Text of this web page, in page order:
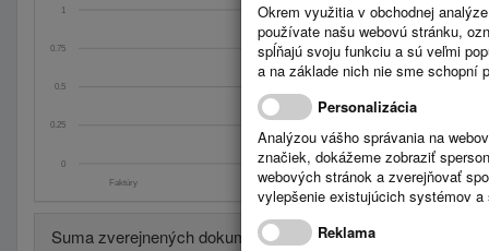
0
0.25
0.5
0.75
1
Úradná tabuľa:
Zmluvy
Faktúry
Úradná tabuľa:
Celkom: 0
Posledný
Suma zverejnených dokumentov po kvartaloch
Okrem využitia v obchodnej
používate našu webovú stránku,
spĺňajú svoju funkciu a sú veľmi
a na základe nich nie sme schopní
Personalizácia
Analýzou vášho správania na
značiek, dokážeme zobraziť
webových stránok a zverejňovať
vylepšenie existujúcich systémov
Reklama